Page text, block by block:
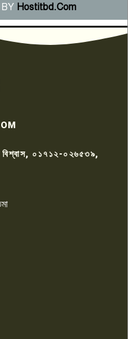
সম্মেলনে অভিযোগ অস্বীকার
প্রণোদিত সংবাদ প্রকাশের
নাজির হাসানের
ঘরে ঢুকে স্কুল শিক্ষিকাকে হত্যা
ট্যাংকি থেকে লাশ উদ্ধার
সন্ত্রাসী হামলায় গুরুতর
ও হয়রানির অভিযোগ
Hostitbd.Com
বিশ্বাস, ০১৭১২-০২৬৫৩৯,